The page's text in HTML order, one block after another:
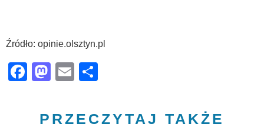
Źródło: opinie.olsztyn.pl
Facebook
Mastodon
Email
PRZECZYTAJ TAKŻE